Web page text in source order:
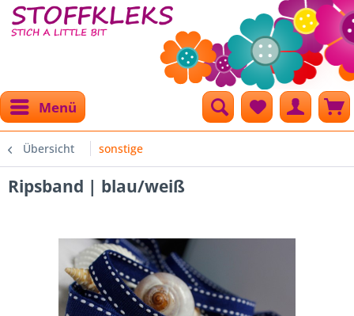
Menü
Übersicht sonstige
Ripsband | blau/weiß